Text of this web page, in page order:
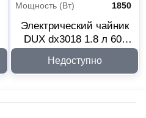
Мощность (Вт)
1850
Электрический чайник
DUX dx3018 1.8 л 60-
Недоступно